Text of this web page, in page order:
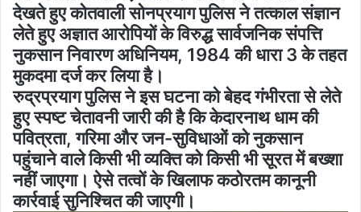
देखते हुए कोतवाली सोनप्रयाग पुलिस ने तत्काल संज्ञान
लेते हुए अज्ञात आरोपियों के विरुद्ध सार्वजनिक संपत्ति
नुकसान निवारण अधिनियम, 1984 की धारा 3 के तहत
मुकदमा दर्ज कर लिया है।
रुद्रप्रयाग पुलिस ने इस घटना को बेहद गंभीरता से लेते
हुए स्पष्ट चेतावनी जारी की है कि केदारनाथ धाम की
पवित्रता, गरिमा और जन-सुविधाओं को नुकसान
पहुंचाने वाले किसी भी व्यक्ति को किसी भी सूरत में बख्शा
नहीं जाएगा। ऐसे तत्वों के खिलाफ कठोरतम कानूनी
कार्रवाई सुनिश्चित की जाएगी।